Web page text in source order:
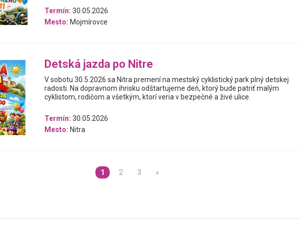
Termín: 30.05.2026
Mesto: Mojmírovce
Detská jazda po Nitre
V sobotu 30.5.2026 sa Nitra premení na mestský cyklistický park plný detskej
radosti. Na dopravnom ihrisku odštartujeme deň, ktorý bude patriť malým
cyklistom, rodičom a všetkým, ktorí veria v bezpečné a živé ulice.
Termín: 30.05.2026
Mesto: Nitra
1 2 3 »